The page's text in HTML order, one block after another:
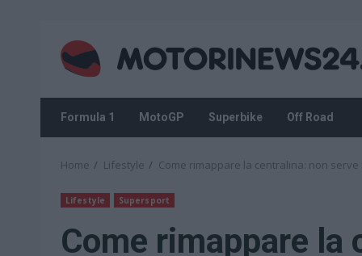
content
Formula 1 MotoGP Superbike Off Road
Home Lifestyle Come rimappare la centralina: non serve
Lifestyle Supersport
Come rimappare la